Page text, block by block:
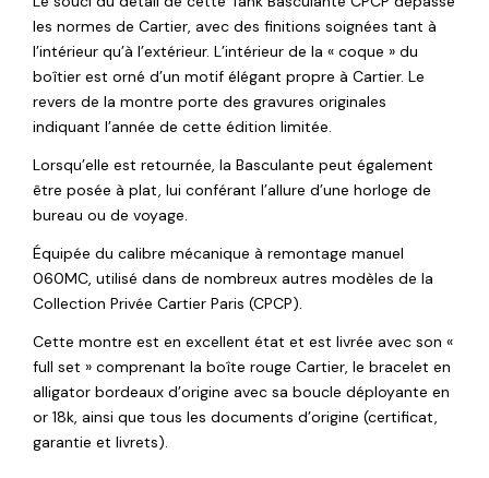
les normes de Cartier, avec des finitions soignées tant à
l’intérieur qu’à l’extérieur. L’intérieur de la « coque » du
boîtier est orné d’un motif élégant propre à Cartier. Le
revers de la montre porte des gravures originales
indiquant l’année de cette édition limitée.
Lorsqu’elle est retournée, la Basculante peut également
être posée à plat, lui conférant l’allure d’une horloge de
bureau ou de voyage.
Équipée du calibre mécanique à remontage manuel
060MC, utilisé dans de nombreux autres modèles de la
Collection Privée Cartier Paris (CPCP).
Cette montre est en excellent état et est livrée avec son «
full set » comprenant la boîte rouge Cartier, le bracelet en
alligator bordeaux d’origine avec sa boucle déployante en
or 18k, ainsi que tous les documents d’origine (certificat,
garantie et livrets).